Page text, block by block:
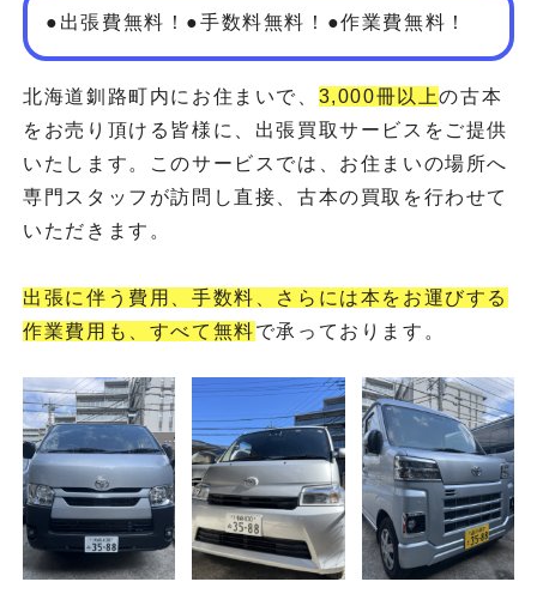
●出張費無料！●手数料無料！●作業費無料！
北海道釧路町内にお住まいで、 3,000冊以上の古本
をお売り頂ける皆様に、出張買取サービスをご提供
いたします。このサービスでは、お住まいの場所へ
専門スタッフが訪問し直接、古本の買取を行わせて
いただきます。
出張に伴う費用、手数料、さらには本をお運びする
作業費用も、すべて無料で承っております。